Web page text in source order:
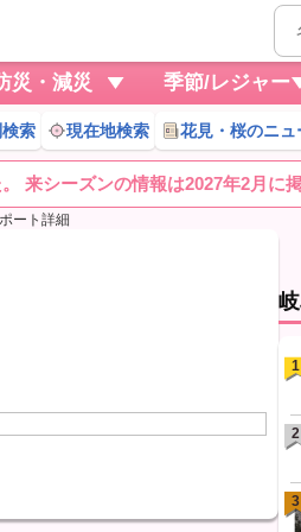
災・減災 季節/レジャー
検索 現在地検索 花見・桜のニュ
来シーズンの情報は2027年2月に
ート詳細
1
2
3